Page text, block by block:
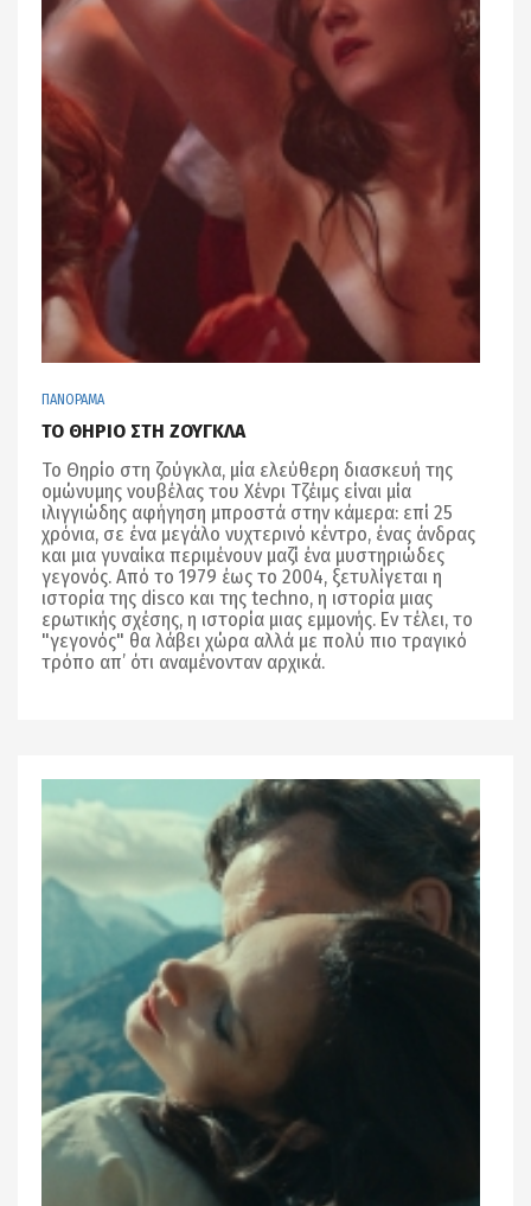
ΠΑΝΟΡΑΜΑ
TO ΘΗΡΙΟ ΣΤΗ ΖΟΥΓΚΛΑ
Το Θηρίο στη ζούγκλα, μία ελεύθερη διασκευή της
ομώνυμης νουβέλας του Χένρι Τζέιμς είναι μία
ιλιγγιώδης αφήγηση μπροστά στην κάμερα: επί 25
χρόνια, σε ένα μεγάλο νυχτερινό κέντρο, ένας άνδρας
και μια γυναίκα περιμένουν μαζί ένα μυστηριώδες
γεγονός. Από το 1979 έως το 2004, ξετυλίγεται η
ιστορία της disco και της techno, η ιστορία μιας
ερωτικής σχέσης, η ιστορία μιας εμμονής. Εν τέλει, το
"γεγονός" θα λάβει χώρα αλλά με πολύ πιο τραγικό
τρόπο απ’ ότι αναμένονταν αρχικά.